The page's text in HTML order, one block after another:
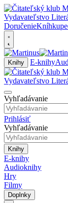
Doručenie
Knihy E-knihy
Vyhľadávanie
Prihlásiť
Vyhľadávanie
Knihy
E-knihy
Audioknihy
Hry
Filmy
Doplnky